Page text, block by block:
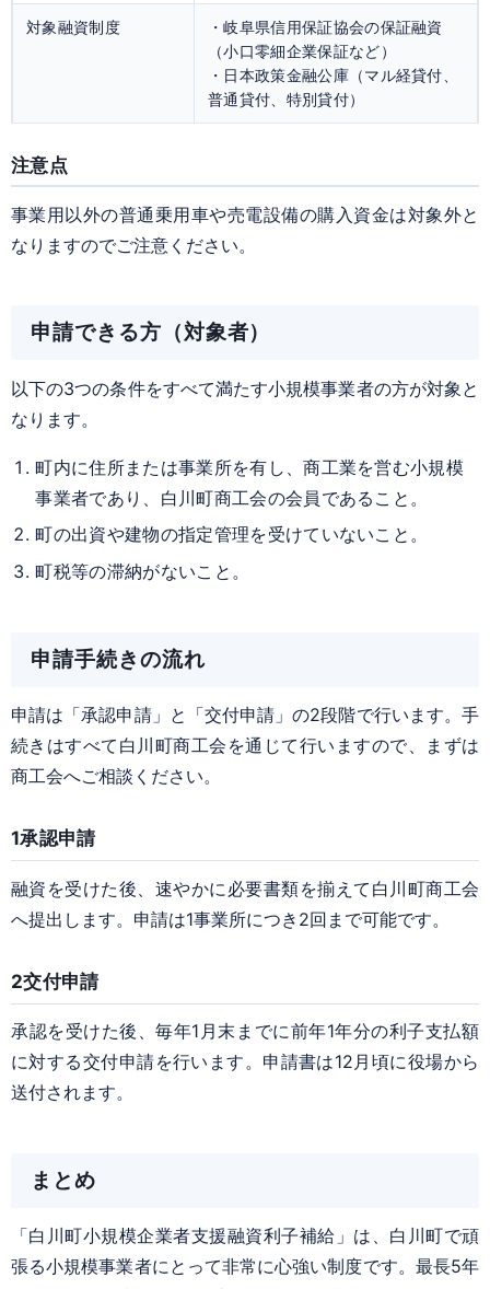
対象融資制度
・岐阜県信用保証協会の保証融資
（小口零細企業保証など）
・日本政策金融公庫（マル経貸付、
普通貸付、特別貸付）
注意点
事業用以外の普通乗用車や売電設備の購入資金は対象外と
なりますのでご注意ください。
申請できる方（対象者）
以下の3つの条件をすべて満たす小規模事業者の方が対象と
なります。
町内に住所または事業所を有し、商工業を営む小規模
事業者であり、 白川町商工会の会員 であること。
町の出資や建物の指定管理を受けていないこと。
町税等の滞納がないこと。
申請手続きの流れ
申請は「承認申請」と「交付申請」の2段階で行います。手
続きはすべて白川町商工会を通じて行いますので、まずは
商工会へご相談ください。
1承認申請
融資を受けた後、速やかに必要書類を揃えて白川町商工会
へ提出します。申請は1事業所につき2回まで可能です。
2交付申請
承認を受けた後、毎年1月末までに前年1年分の利子支払額
に対する交付申請を行います。申請書は12月頃に役場から
送付されます。
まとめ
「白川町小規模企業者支援融資利子補給」は、白川町で頑
張る小規模事業者にとって非常に心強い制度です。最長5年